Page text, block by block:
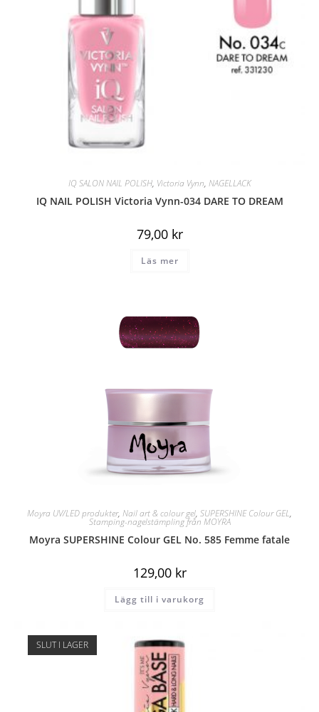
IQ SALON NAIL POLISH, Victoria Vynn, NAGELLACK
IQ NAIL POLISH Victoria Vynn-034 DARE TO DREAM
79,00 kr
Läs mer
Moyra UV/LED produkter, Nail art & colour gel, SUPERSHINE Colour GEL,
Stamping-nagelstämpling från MOYRA
Moyra SUPERSHINE Colour GEL No. 585 Femme fatale
129,00 kr
Lägg till i varukorg
SLUT I LAGER